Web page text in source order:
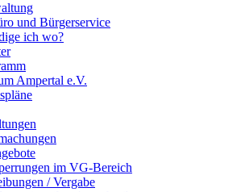
und Bürgerservice
ich wo?
Ampertal e.V.
im VG-Bereich
/ Vergabe